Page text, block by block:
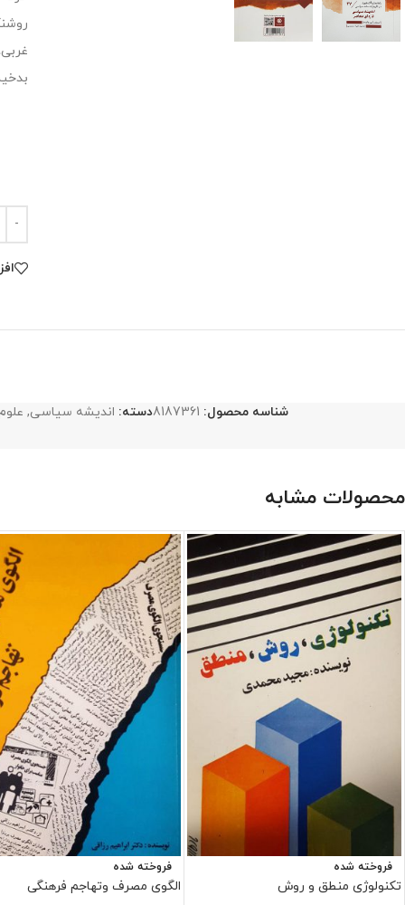
شناسه محصول: 8187361دسته: اندیشه سیاسی,
محصولات مشابه
فروخته شده
تکنولوژی منطق و روش
فروخته شده
الگوی مصرف وتهاجم فرهنگی